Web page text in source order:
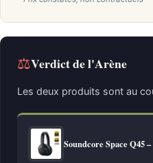
⚖Verdict de l'Arène
Les deux produits sont au
Soundcore Space Q45